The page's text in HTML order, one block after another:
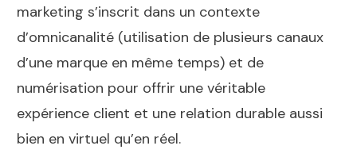
marketing s’inscrit dans un contexte
d’omnicanalité (utilisation de plusieurs canaux
d’une marque en même temps) et de
numérisation pour offrir une véritable
expérience client et une relation durable aussi
bien en virtuel qu’en réel.